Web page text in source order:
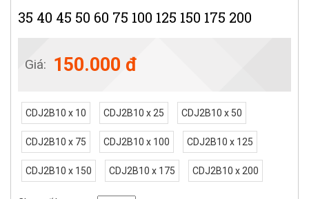
35 40 45 50 60 75 100 125 150 175 200
Giá: 150.000 đ
CDJ2B10 x 10 CDJ2B10 x 25 CDJ2B10 x 50
CDJ2B10 x 75 CDJ2B10 x 100 CDJ2B10 x 125
CDJ2B10 x 150 CDJ2B10 x 175 CDJ2B10 x 200